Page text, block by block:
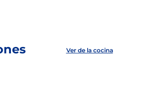
Ver de la cocina